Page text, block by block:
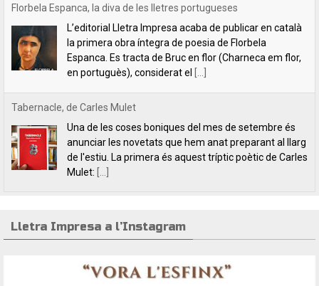
Una de les coses boniques del mes de setembre és
anunciar les novetats que hem anat preparant al llarg
de l'estiu. La primera és aquest tríptic poètic de Carles
Mulet:[...]
Lletra Impresa aposta per la poesia en clau feminista amb motiu
del 8 de Març
L’editorial Lletra Impresa Edicions acaba de publicar
dos títols de poesia que aposten, clarament i sense
fissures, per autores feministes. D’una banda, han
tret a la llum editorial el poemari
Lletra Impresa a l’Instagram